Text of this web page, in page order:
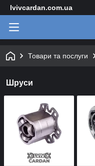
lvivcardan.com.ua
Товари та послуги
Шруси